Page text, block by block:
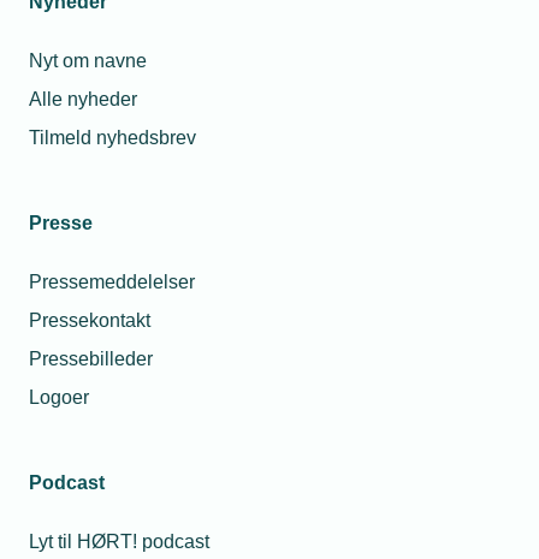
Nyt om navne
Alle nyheder
Tilmeld nyhedsbrev
Presse
Pressemeddelelser
Pressekontakt
Pressebilleder
Logoer
Podcast
Lyt til HØRT! podcast
Nyt projekt skal sikre flere piger i installations-
Projektet ”Boss Ladies” skal sikre, at flere piger i fremtiden